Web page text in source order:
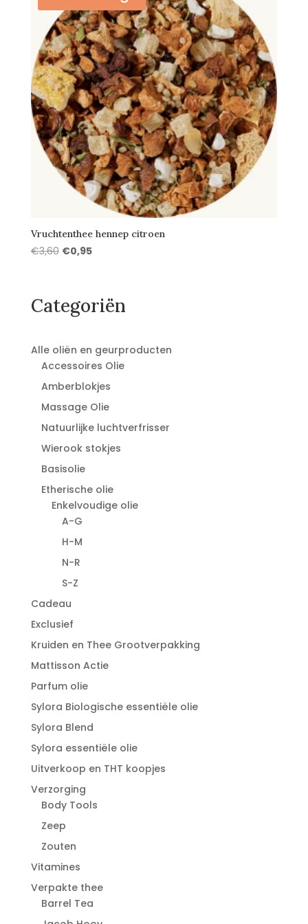
Vruchtenthee hennep citroen
€3,60 Oorspronkelijke
€0,95Huidige
€0,95.
Categoriën
Alle oliën en geurproducten
Accessoires Olie
Amberblokjes
Massage Olie
Natuurlijke luchtverfrisser
Wierook stokjes
Basisolie
Etherische olie
Enkelvoudige olie
A-G
H-M
N-R
S-Z
Cadeau
Exclusief
Kruiden en Thee Grootverpakking
Mattisson Actie
Parfum olie
Sylora Biologische essentiële olie
Sylora Blend
Sylora essentiële olie
Uitverkoop en THT koopjes
Verzorging
Body Tools
Zeep
Zouten
Vitamines
Verpakte thee
Barrel Tea